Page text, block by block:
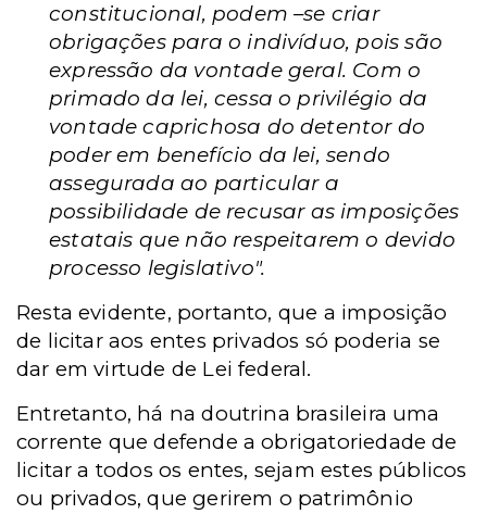
constitucional, podem –se criar
obrigações para o indivíduo, pois são
expressão da vontade geral. Com o
primado da lei, cessa o privilégio da
vontade caprichosa do detentor do
poder em benefício da lei, sendo
assegurada ao particular a
possibilidade de recusar as imposições
estatais que não respeitarem o devido
processo legislativo".
Resta evidente, portanto, que a imposição
de licitar aos entes privados só poderia se
dar em virtude de Lei federal.
Entretanto, há na doutrina brasileira uma
corrente que defende a obrigatoriedade de
licitar a todos os entes, sejam estes públicos
ou privados, que gerirem o patrimônio